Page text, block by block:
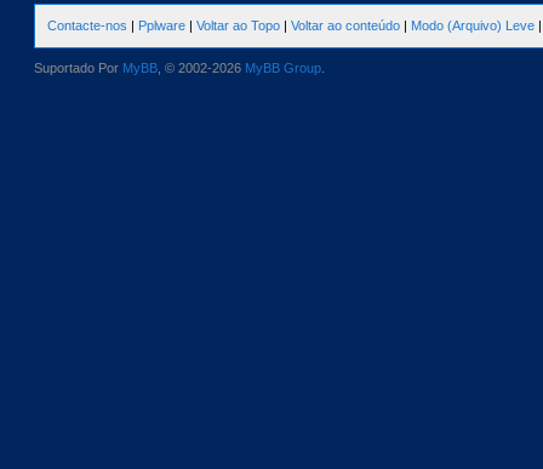
Contacte-nos | Pplware | Voltar ao Topo | Voltar ao conteúdo | Modo (Arquivo) Leve
Suportado Por MyBB , © 2002-2026 MyBB Group